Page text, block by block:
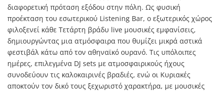
διαφορετική πρόταση εξόδου στην πόλη. Ως φυσική
προέκταση του εσωτερικού Listening Bar, ο εξωτερικός χώρος
φιλοξενεί κάθε Τετάρτη βράδυ live μουσικές εμφανίσεις,
δημιουργώντας μια ατμόσφαιρα που θυμίζει μικρά αστικά
φεστιβάλ κάτω από τον αθηναϊκό ουρανό. Τις υπόλοιπες
ημέρες, επιλεγμένα DJ sets με ατμοσφαιρικούς ήχους
συνοδεύουν τις καλοκαιρινές βραδιές, ενώ οι Κυριακές
αποκτούν τον δικό τους ξεχωριστό χαρακτήρα, με μουσικές